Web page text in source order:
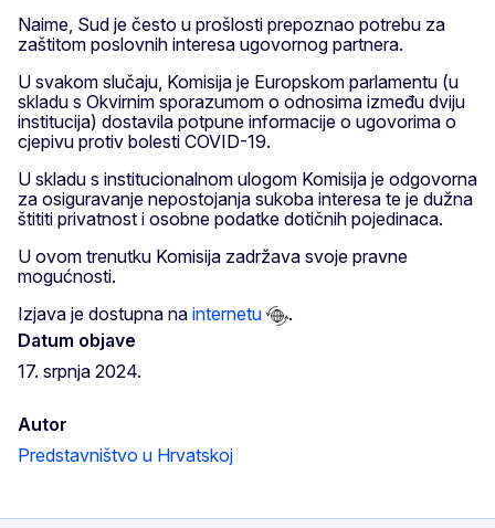
Naime, Sud je često u prošlosti prepoznao potrebu za
zaštitom poslovnih interesa ugovornog partnera.
U svakom slučaju, Komisija je Europskom parlamentu (u
skladu s Okvirnim sporazumom o odnosima između dviju
institucija) dostavila potpune informacije o ugovorima o
cjepivu protiv bolesti COVID-19.
U skladu s institucionalnom ulogom Komisija je odgovorna
za osiguravanje nepostojanja sukoba interesa te je dužna
štititi privatnost i osobne podatke dotičnih pojedinaca.
U ovom trenutku Komisija zadržava svoje pravne
mogućnosti.
Izjava je dostupna na internetu
.
Datum objave
17. srpnja 2024.
Autor
Predstavništvo u Hrvatskoj